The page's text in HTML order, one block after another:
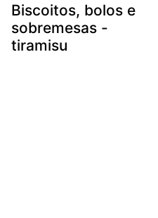
Biscoitos, bolos e
sobremesas -
tiramisu